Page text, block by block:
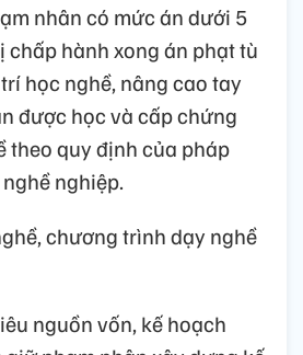
nhân có mức án dưới 5
chấp hành xong án phạt tù
học nghề, nâng cao tay
được học và cấp chứng
theo quy định của pháp
nghiệp.
chương trình dạy nghề
nguồn vốn, kế hoạch